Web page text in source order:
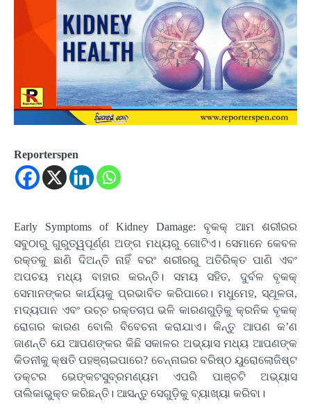
Reporterspen
Early Symptoms of Kidney Damage: ବୃକକ୍ ଆମ ଶରୀରର
ସବୁଠାରୁ ଗୁରୁତ୍ୱପୂର୍ଣ୍ଣ ଅଙ୍ଗ ମଧ୍ୟରୁ ଗୋଟିଏ। ସେମାନେ କେବଳ
ରକ୍ତକୁ ଛାଣି ଦିଅନ୍ତି ନାହିଁ ବରଂ ଶରୀରରୁ ଅତିରିକ୍ତ ପାଣି ଏବଂ
ଅପଚୟ ମଧ୍ୟ ବାହାର କରନ୍ତି। ସମୟ ସହିତ, ଦୁର୍ବଳ ବୃକକ୍
ସେମାନଙ୍କର କାର୍ଯ୍ୟକୁ ପ୍ରଭାବିତ କରିପାରେ। ମଧୁମେହ, ସ୍ଥୂଳତା,
ମଦ୍ୟପାନ ଏବଂ ଉଚ୍ଚ ରକ୍ତଚାପ ଭଳି କାରଣଗୁଡ଼ିକୁ କ୍ରନିକ ବୃକକ୍
ରୋଗର କାରଣ ବୋଲି ବିବେଚନା କରାଯାଏ। କିନ୍ତୁ ଆପଣ କ’ଣ
ଜାଣନ୍ତି ଯେ ଆପଣଙ୍କର କିଛି ସକାଳର ଅଭ୍ୟାସ ମଧ୍ୟ ଆପଣଙ୍କ
କିଡନୀକୁ କ୍ଷତି ପହଞ୍ଚାଇପାରେ? ଚେନ୍ନାଇର ବରିଷ୍ଠ ୟୁରୋଲୋଜିଷ୍ଟ
ଡକ୍ଟର ଭେଙ୍କଟସୁବ୍ରମଣ୍ୟମ ଏପରି ପାଞ୍ଚଟି ଅଭ୍ୟାସ
ତାଲିକାଭୁକ୍ତ କରିଛନ୍ତି। ଆସନ୍ତୁ ସେଗୁଡ଼ିକୁ ବ୍ୟାଖ୍ୟା କରିବା।